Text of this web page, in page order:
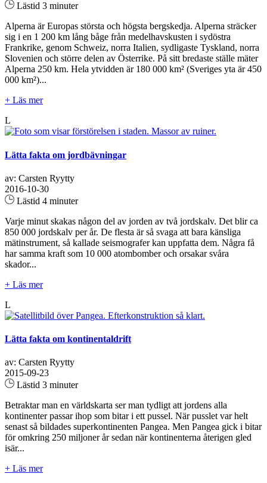
Lästid 3 minuter
Alperna är Europas största och högsta bergskedja. Alperna sträcker
sig i en 1 200 km lång båge från medelhavskusten i sydöstra
Frankrike, genom Schweiz, norra Italien, sydligaste Tyskland, norra
Slovenien och större delen av Österrike. På sitt bredaste ställe mäter
Alperna 250 km. Hela ytvidden är 180 000 km² (Sveriges yta är 450
000 km²)...
+ Läs mer
L
Lätta fakta om jordbävningar
av: Carsten Ryytty
2016-10-30
Lästid 4 minuter
Varje minut skakas någon del av jorden av två jordskalv. Det blir ca
850 000 jordskalv per år. De flesta är så svaga att bara känsliga
mätinstrument, så kallade seismografer kan uppfatta dem. Några få
har samma kraft som 10 000 atombomber och orsakar svåra
skador...
+ Läs mer
L
Lätta fakta om kontinentaldrift
av: Carsten Ryytty
2015-09-23
Lästid 3 minuter
Betraktar man en världskarta ser man tydligt att jordens alla
kontinenter passar ihop som bitar i ett pussel. När pusslet var helt
senast så bildades superkontinenten Pangea. Men Pangea gick i bitar
för omkring 250 miljoner år sedan när kontinenterna återigen gled
isär...
+ Läs mer